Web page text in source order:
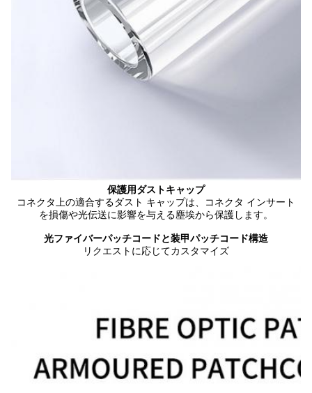
保護用ダストキャップ
コネクタ上の適合するダスト キャップは、コネクタ インサート
を損傷や光伝送に影響を与える塵埃から保護します。
光ファイバーパッチコードと装甲パッチコード構造
リクエストに応じてカスタマイズ